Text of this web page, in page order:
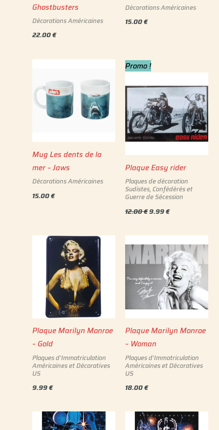
Ghostbusters
Décorations Américaines
22.00€
Décorations Américaines
15.00€
Mug Les dents de la
mer – Jaws
Décorations Américaines
15.00€
Promo !
Plaque Easy rider
Plaques de décoration
Sudistes, Confédérés et
Guerre de Sécession
12.00€
Le
prix
était :
12.00 €.
9.99€
prix
est :
9.99 €.
Plaque Marilyn Monroe
– Gold
Plaques d'Immatriculation
Américaines et Décoratives
US
9.99€
Plaque Marilyn Monroe
– Woman
Plaques d'Immatriculation
Américaines et Décoratives
US
18.00€